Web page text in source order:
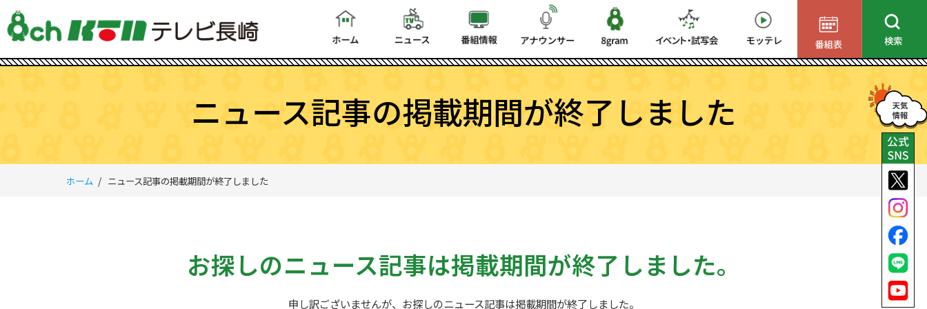
ニュース記事の掲載期間が終了しました
ホーム ニュース記事の掲載期間が終了しました
お探しのニュース記事は掲載期間が終了しました。
申し訳ございませんが、お探しのニュース記事は掲載期間が終了しました。